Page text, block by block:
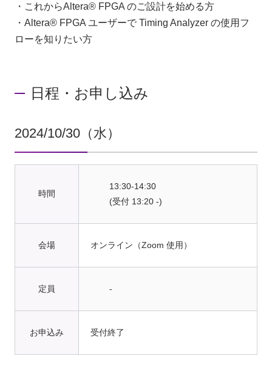
・これからAltera® FPGA のご設計を始める方
・Altera® FPGA ユーザーで Timing Analyzer の使用フ
ローを知りたい方
日程・お申し込み
2024/10/30（水）
13:30-14:30
(受付 13:20 -)
オンライン（Zoom 使用）
-
受付終了